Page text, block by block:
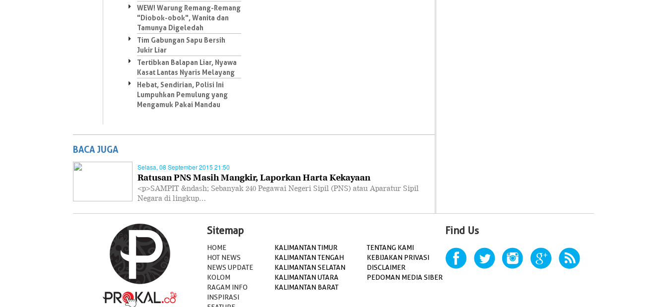
WEW! Warung Remang-Remang
"Diobok-obok", Wanita dan
Tamunya Digeledah
Tim Gabungan Sapu Bersih
Jukir Liar
Tertibkan Balapan Liar, Nyawa
Kasat Lantas Nyaris Melayang
Hebat, Sendirian, Polisi Ini
Lumpuhkan Pemulung yang
Mengamuk Pakai Mandau
BACA JUGA
Selasa, 08 September 2015 21:50
Ratusan PNS Masih Mangkir, Laporkan Harta Kekayaan
<p>SAMPIT &ndash; Sebanyak 240 Pegawai Negeri Sipil (PNS) atau Aparatur Sipil
Negara di lingkup…
Sitemap
HOME
HOT NEWS
NEWS UPDATE
KOLOM
RAGAM INFO
INSPIRASI
KALIMANTAN TIMUR
KALIMANTAN TENGAH
KALIMANTAN SELATAN
KALIMANTAN UTARA
KALIMANTAN BARAT
TENTANG KAMI
KEBIJAKAN PRIVASI
DISCLAIMER
PEDOMAN MEDIA SIBER
Find Us